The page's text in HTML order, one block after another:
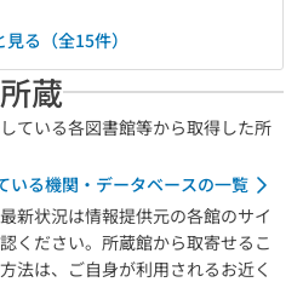
る（全15件）
蔵
ている各図書館等から取得した所
いる機関・データベースの一覧
新状況は情報提供元の各館のサイ
ください。所蔵館から取寄せるこ
法は、ご自身が利用されるお近く